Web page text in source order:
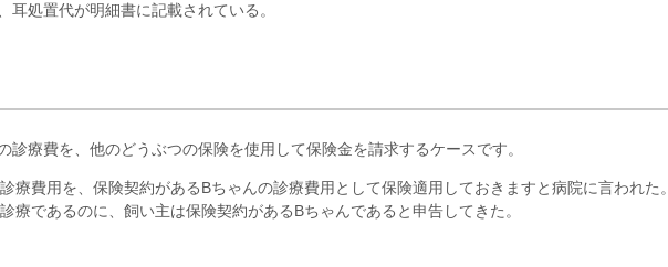
処置代が明細書に記載されている。
診療費を、他のどうぶつの保険を使用して保険金を請求するケースです。
療費用を、保険契約があるBちゃんの診療費用として保険適用しておきますと病院に言われた。
療であるのに、飼い主は保険契約があるBちゃんであると申告してきた。